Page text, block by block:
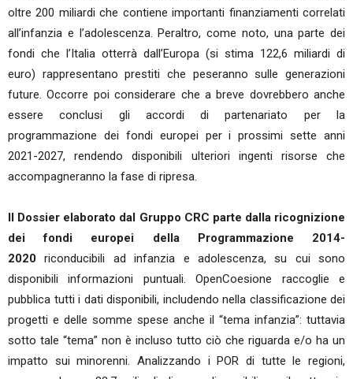
oltre 200 miliardi che contiene importanti finanziamenti correlati
all’infanzia e l’adolescenza. Peraltro, come noto, una parte dei
fondi che l’Italia otterrà dall’Europa (si stima 122,6 miliardi di
euro) rappresentano prestiti che peseranno sulle generazioni
future. Occorre poi considerare che a breve dovrebbero anche
essere conclusi gli accordi di partenariato per la
programmazione dei fondi europei per i prossimi sette anni
2021-2027, rendendo disponibili ulteriori ingenti risorse che
accompagneranno la fase di ripresa.
Il Dossier elaborato dal Gruppo CRC parte dalla ricognizione
dei fondi europei della Programmazione 2014-
2020 riconducibili ad infanzia e adolescenza, su cui sono
disponibili informazioni puntuali. OpenCoesione raccoglie e
pubblica tutti i dati disponibili, includendo nella classificazione dei
progetti e delle somme spese anche il “tema infanzia”: tuttavia
sotto tale “tema” non è incluso tutto ciò che riguarda e/o ha un
impatto sui minorenni. Analizzando i POR di tutte le regioni,